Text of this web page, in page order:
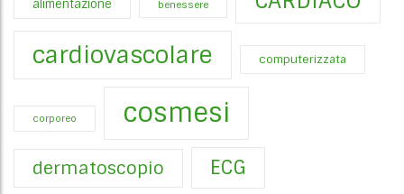
alimentazione benessere
cardiovascolare computerizzata
corporeo cosmesi
dermatoscopio ECG